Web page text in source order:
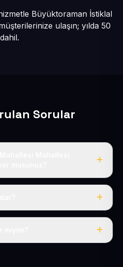
Büyüktoraman İstiklal
ulaşın; yılda 50
Sorular
Mahallesi dahil tüm Felahiye
KDV, her şey dahil.